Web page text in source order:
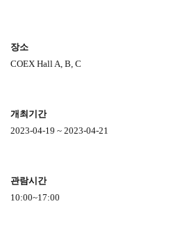
장소
COEX Hall A, B, C
개최기간
2023-04-19 ~ 2023-04-21
관람시간
10:00~17:00